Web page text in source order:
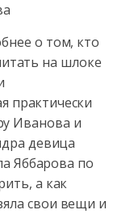
о том, кто
на шлоке
практически
Иванова и
девица
Яббарова по
а как
свои вещи и